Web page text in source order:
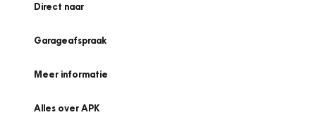
Direct naar
Garageafspraak
Meer informatie
Alles over APK